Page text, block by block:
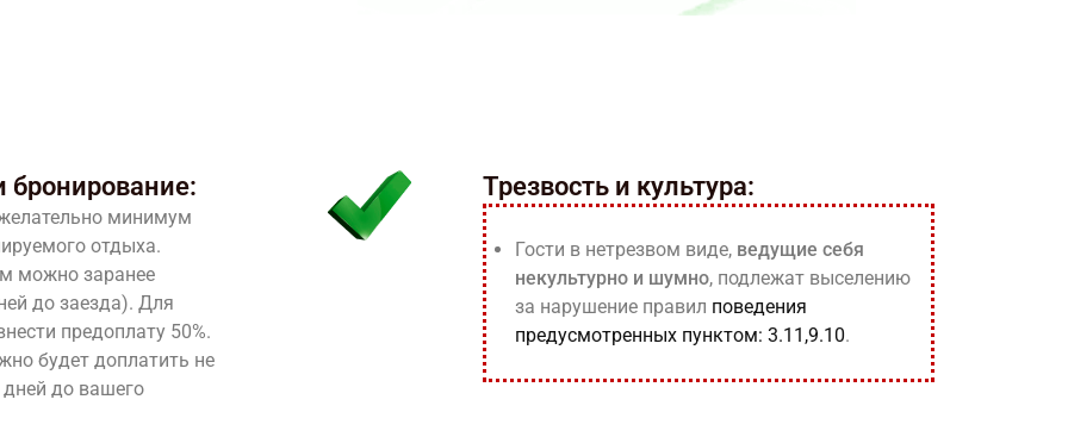
бронирование:
минимум
отдыха.
можно заранее
до заезда). Для
предоплату 50%.
будет доплатить не
дней до вашего
Трезвость и культура:
Гости в нетрезвом виде, ведущие себя
некультурно и шумно, подлежат выселению
за нарушение правил поведения
предусмотренных пунктом: 3.11,9.10.